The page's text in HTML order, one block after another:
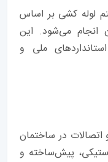
لوله کشی بر اساس
انجام می‌شود. این
ملی و
در ساختمان
پیش‌ساخته و